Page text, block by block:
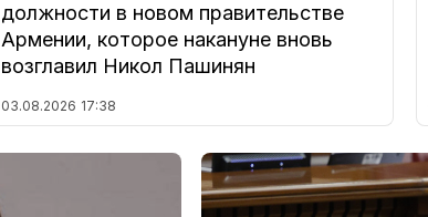
должности в новом правительстве
Армении, которое накануне вновь
возглавил Никол Пашинян
03.08.2026 17:38